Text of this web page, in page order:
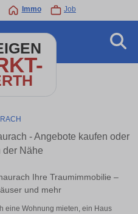
Immo Job
- Angebote kaufen oder
der Nähe
Ihre Traumimmobilie –
und mehr
eine Wohnung mieten, ein Haus